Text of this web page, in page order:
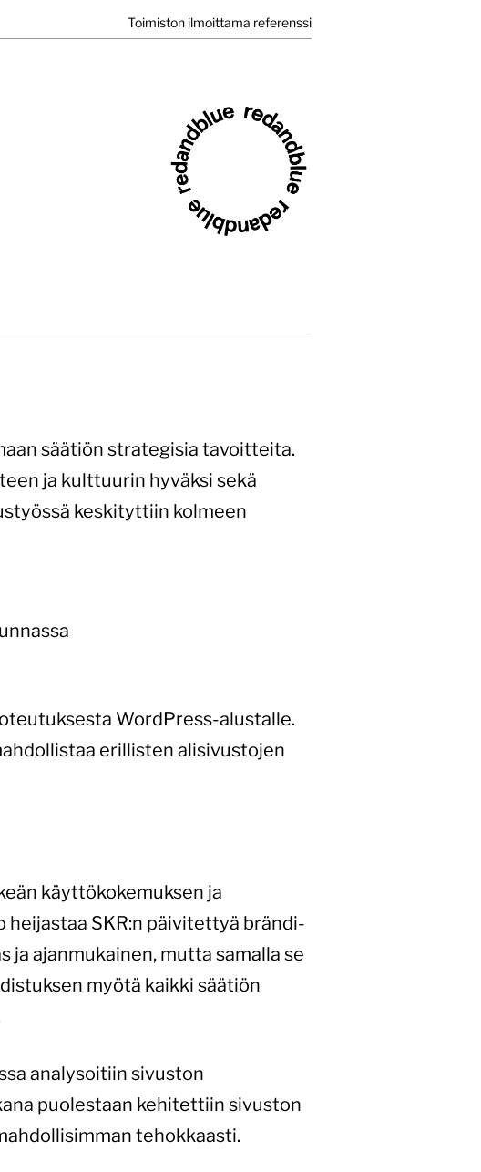
Toimiston ilmoittama referenssi
säätiön strategisia tavoitteita.
ja kulttuurin hyväksi sekä
keskityttiin kolmeen
WordPress-alustalle.
erillisten alisivustojen
käyttökokemuksen ja
SKR:n päivitettyä brändi-
ja ajanmukainen, mutta samalla se
myötä kaikki säätiön
analysoitiin sivuston
puolestaan kehitettiin sivuston
tehokkaasti.